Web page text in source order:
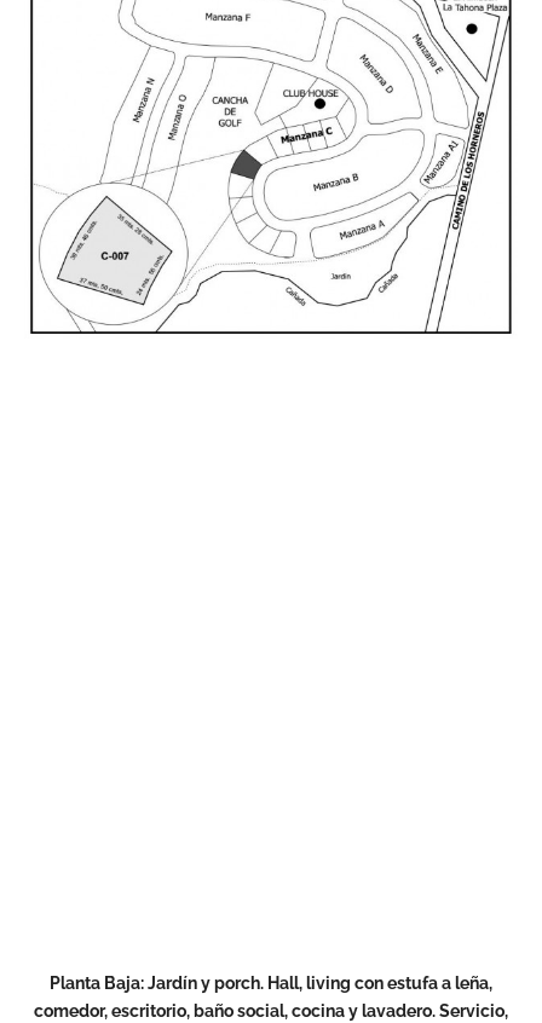
Planta Baja: Jardín y porch. Hall, living con estufa a leña,
comedor, escritorio, baño social, cocina y lavadero. Servicio,